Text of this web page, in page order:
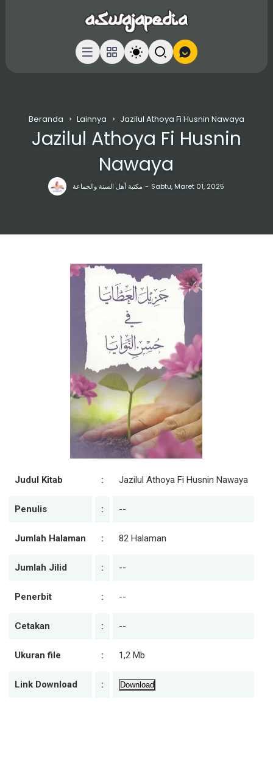
Beranda Lainnya Jazilul Athoya Fi Husnin Nawaya
مكتبة أهل السنة والجماعة Sabtu, Maret 01, 2025
Jazilul Athoya Fi Husnin
Nawaya
Judul Kitab : Jazilul Athoya Fi Husnin Nawaya
Penulis : --
Jumlah Halaman : 82 Halaman
Jumlah Jilid : --
Penerbit : --
Cetakan : --
Ukuran file : 1,2 Mb
Link Download : Download